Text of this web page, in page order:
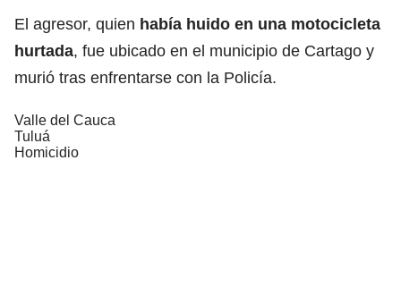
El agresor, quien había huido en una motocicleta
hurtada, fue ubicado en el municipio de Cartago y
murió tras enfrentarse con la Policía.
Valle del Cauca
Tuluá
Homicidio